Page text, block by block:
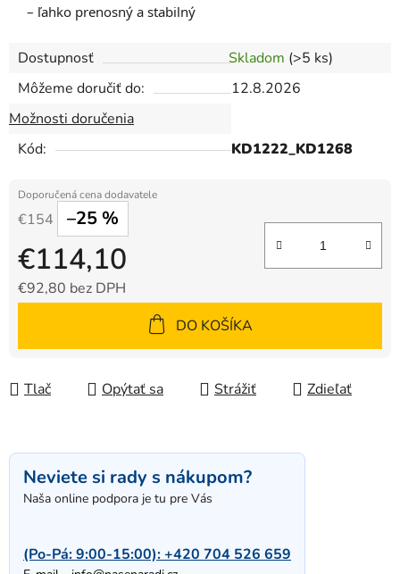
– ľahko prenosný a stabilný
Dostupnosť Skladom (>5 ks)
Môžeme doručiť do:
12.8.2026
Možnosti doručenia
Kód:
KD1222_KD1268
€154 –25 %
€114,10
€92,80 bez DPH
DO KOŠÍKA
Tlač Opýtať sa Strážiť Zdieľať
Neviete si rady s nákupom?
Naša online podpora je tu pre Vás
(Po-Pá: 9:00-15:00):+420 704 526 659